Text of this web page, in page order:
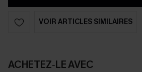
VOIR ARTICLES SIMILAIRES
ACHETEZ‑LE AVEC